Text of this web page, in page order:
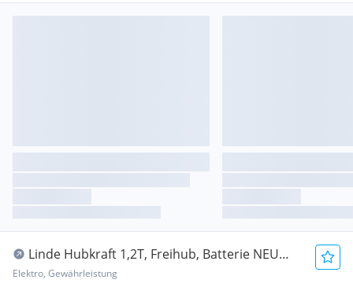
Linde Hubkraft 1,2T, Freihub, Batterie NEU
Gabelstapler
Elektro, Gewährleistung